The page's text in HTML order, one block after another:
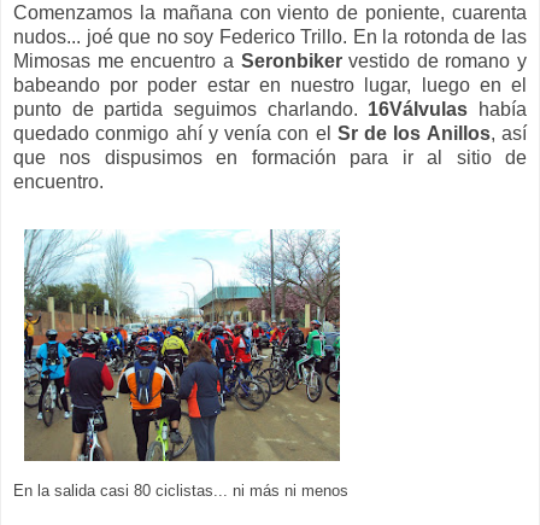
Comenzamos la mañana con viento de poniente, cuarenta
nudos... joé que no soy Federico Trillo. En la rotonda de las
Mimosas me encuentro a Seronbikervestido de romano y
babeando por poder estar en nuestro lugar, luego en el
punto de partida seguimos charlando. 16Válvulas había
quedado conmigo ahí y venía con el Sr de los Anillos, así
que nos dispusimos en formación para ir al sitio de
encuentro.
En la salida casi 80 ciclistas... ni más ni menos